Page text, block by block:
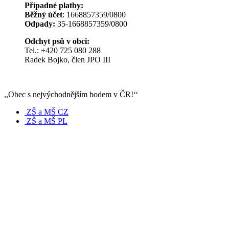
Případné platby:
Běžný účet: 1668857359/0800
Odpady: 35-1668857359/0800
Odchyt psů v obci:
Tel.: +420 725 080 288
Radek Bojko, člen JPO III
,,Obec s nejvýchodnějším bodem v ČR!‘‘
ZŠ a MŠ CZ
ZŠ a MŠ PL